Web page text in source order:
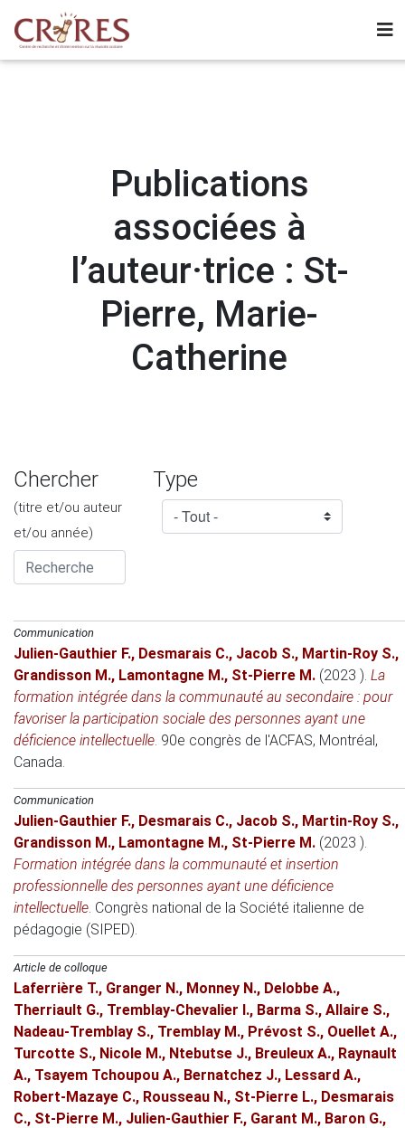
Publications
associées à
l’auteur·trice : St-
Pierre, Marie-
Catherine
Chercher
(titre et/ou auteur
et/ou année)
Type
Communication
Julien-Gauthier F., Desmarais C., Jacob S., Martin-Roy S.,
Grandisson M., Lamontagne M., St-Pierre M. (2023 ). La
formation intégrée dans la communauté au secondaire : pour
favoriser la participation sociale des personnes ayant une
déficience intellectuelle. 90e congrès de l'ACFAS, Montréal,
Canada.
Communication
Julien-Gauthier F., Desmarais C., Jacob S., Martin-Roy S.,
Grandisson M., Lamontagne M., St-Pierre M. (2023 ).
Formation intégrée dans la communauté et insertion
professionnelle des personnes ayant une déficience
intellectuelle. Congrès national de la Société italienne de
pédagogie (SIPED).
Article de colloque
Laferrière T., Granger N., Monney N., Delobbe A.,
Therriault G., Tremblay-Chevalier I., Barma S., Allaire S.,
Nadeau-Tremblay S., Tremblay M., Prévost S., Ouellet A.,
Turcotte S., Nicole M., Ntebutse J., Breuleux A., Raynault
A., Tsayem Tchoupou A., Bernatchez J., Lessard A.,
Robert-Mazaye C., Rousseau N., St-Pierre L., Desmarais
C., St-Pierre M., Julien-Gauthier F., Garant M., Baron G.,